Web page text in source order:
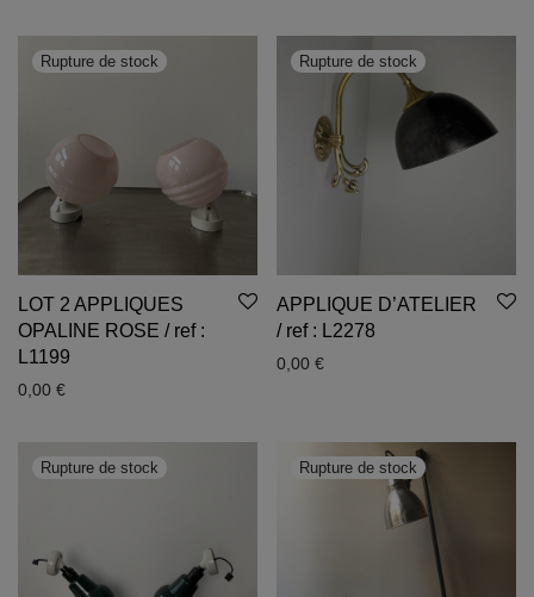
LOT 2 APPLIQUES
OPALINE ROSE / ref :
L1199
0,00 €
APPLIQUE D’ATELIER
/ ref : L2278
0,00 €